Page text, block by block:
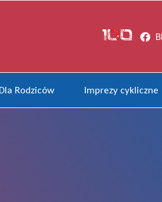
Dla Rodziców Imprezy cykliczne